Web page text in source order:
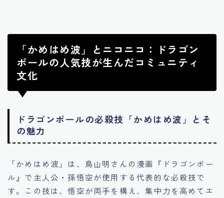
「かめはめ波」とニコニコ：ドラゴン
ボールの人気技が生んだコミュニティ
文化
ドラゴンボールの必殺技「かめはめ波」とそ
の魅力
「かめはめ波」は、鳥山明さんの漫画『ドラゴンボー
ル』で主人公・孫悟空が使用する代表的な必殺技で
す。この技は、悟空が両手を構え、集中力を高めてエ